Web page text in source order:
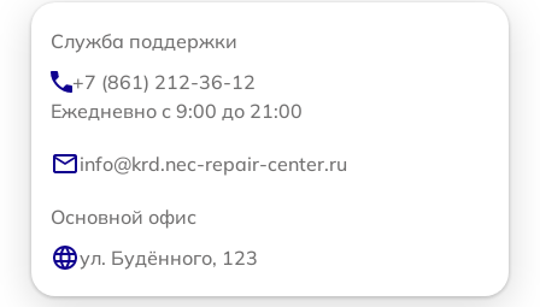
Служба поддержки
+7 (861) 212-36-12
Ежедневно с 9:00 до 21:00
info@krd.nec-repair-center.ru
Основной офис
ул. Будённого, 123